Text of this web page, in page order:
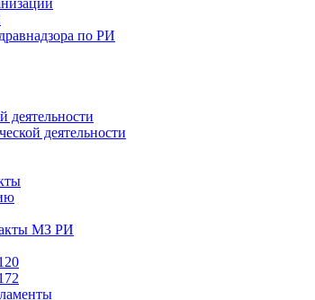
по РИ
деятельности
деятельности
МЗ РИ